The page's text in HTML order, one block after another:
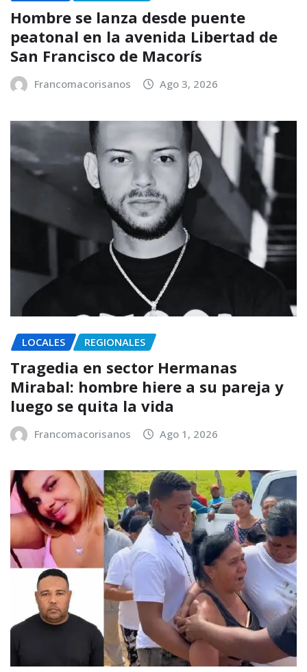
Hombre se lanza desde puente
peatonal en la avenida Libertad de
San Francisco de Macorís
Francomacorisanos Ago 3, 2026
LOCALES REGIONALES
Tragedia en sector Hermanas
Mirabal: hombre hiere a su pareja y
luego se quita la vida
Francomacorisanos Ago 1, 2026